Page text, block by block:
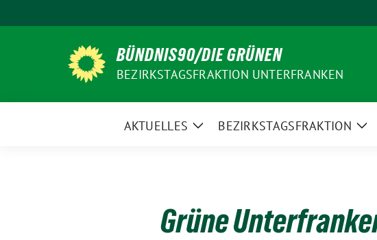
zum
BÜNDNIS90/DIE GRÜNEN
BEZIRKSTAGSFRAKTION UNTERFRANKEN
AKTUELLES
ZeigeBEZIRKSTAGSFRAKTION
Grüne